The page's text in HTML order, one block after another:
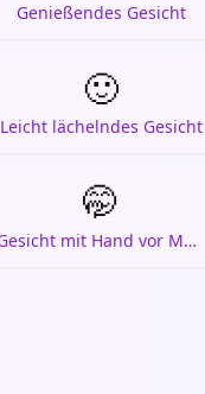
Genießendes Gesicht
🙂
Leicht lächelndes Gesicht
🤭
Gesicht mit Hand vor Mund